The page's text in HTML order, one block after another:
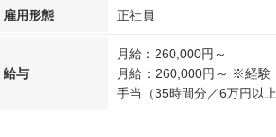
雇用形態 正社員
給与
月給：260,000円～
月給：260,000円～ ※経
手当（35時間分／6万円以